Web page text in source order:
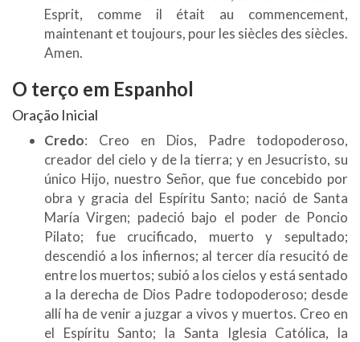
Esprit, comme il était au commencement,
maintenant et toujours, pour les siècles des siècles.
Amen.
O terço em Espanhol
Oração Inicial
Credo: Creo en Dios, Padre todopoderoso,
creador del cielo y de la tierra; y en Jesucristo, su
único Hijo, nuestro Señor, que fue concebido por
obra y gracia del Espíritu Santo; nació de Santa
María Virgen; padeció bajo el poder de Poncio
Pilato; fue crucificado, muerto y sepultado;
descendió a los infiernos; al tercer día resucitó de
entre los muertos; subió a los cielos y está sentado
a la derecha de Dios Padre todopoderoso; desde
allí ha de venir a juzgar a vivos y muertos. Creo en
el Espíritu Santo; la Santa Iglesia Católica, la